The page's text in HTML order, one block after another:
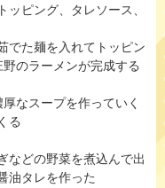
ッピング、タレソース、
でた麺を入れてトッピン
のラーメンが完成する
なスープを作っていく
る
などの野菜を煮込んで出
油タレを作った